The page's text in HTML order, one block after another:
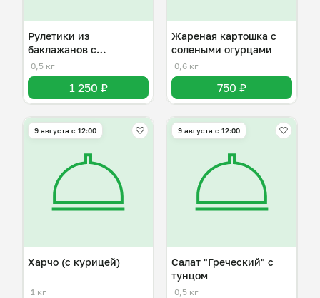
Рулетики из
баклажанов с
разнывми начинками
0,5 кг
1 250 ₽
Жареная картошка с
солеными огурцами
0,6 кг
750 ₽
9 августа с 12:00
Харчо (с курицей)
1 кг
9 августа с 12:00
Салат "Греческий" с
тунцом
0,5 кг